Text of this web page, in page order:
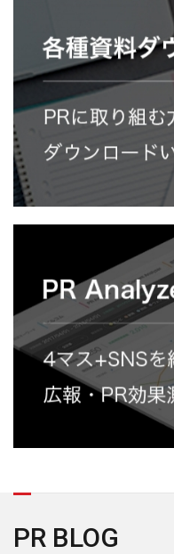
PR BLOG